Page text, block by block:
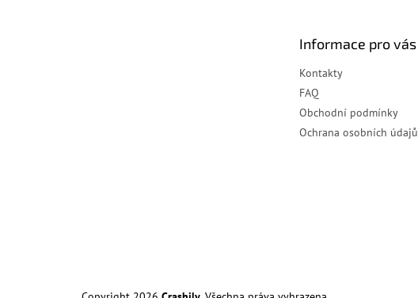
Informace pro vás
Kontakty
FAQ
Obchodní podmínky
Ochrana osobních údajů